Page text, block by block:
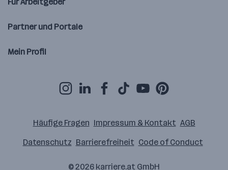
Partner und Portale
Mein Profil
Häufige Fragen Impressum & Kontakt AGB
Datenschutz Barrierefreiheit Code of Conduct
© 2026 karriere.at GmbH